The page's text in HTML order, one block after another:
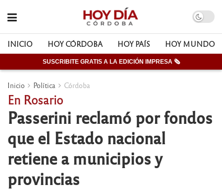
INICIO HOY CÓRDOBA HOY PAÍS HOY MUNDO
SUSCRIBITE GRATIS A LA EDICIÓN IMPRESA 🗞
Inicio Política Córdoba
En Rosario
Passerini reclamó por fondos
que el Estado nacional
retiene a municipios y
provincias